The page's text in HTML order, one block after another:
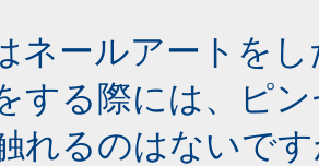
ネールアートを
する際には、ピ
れるのはないで